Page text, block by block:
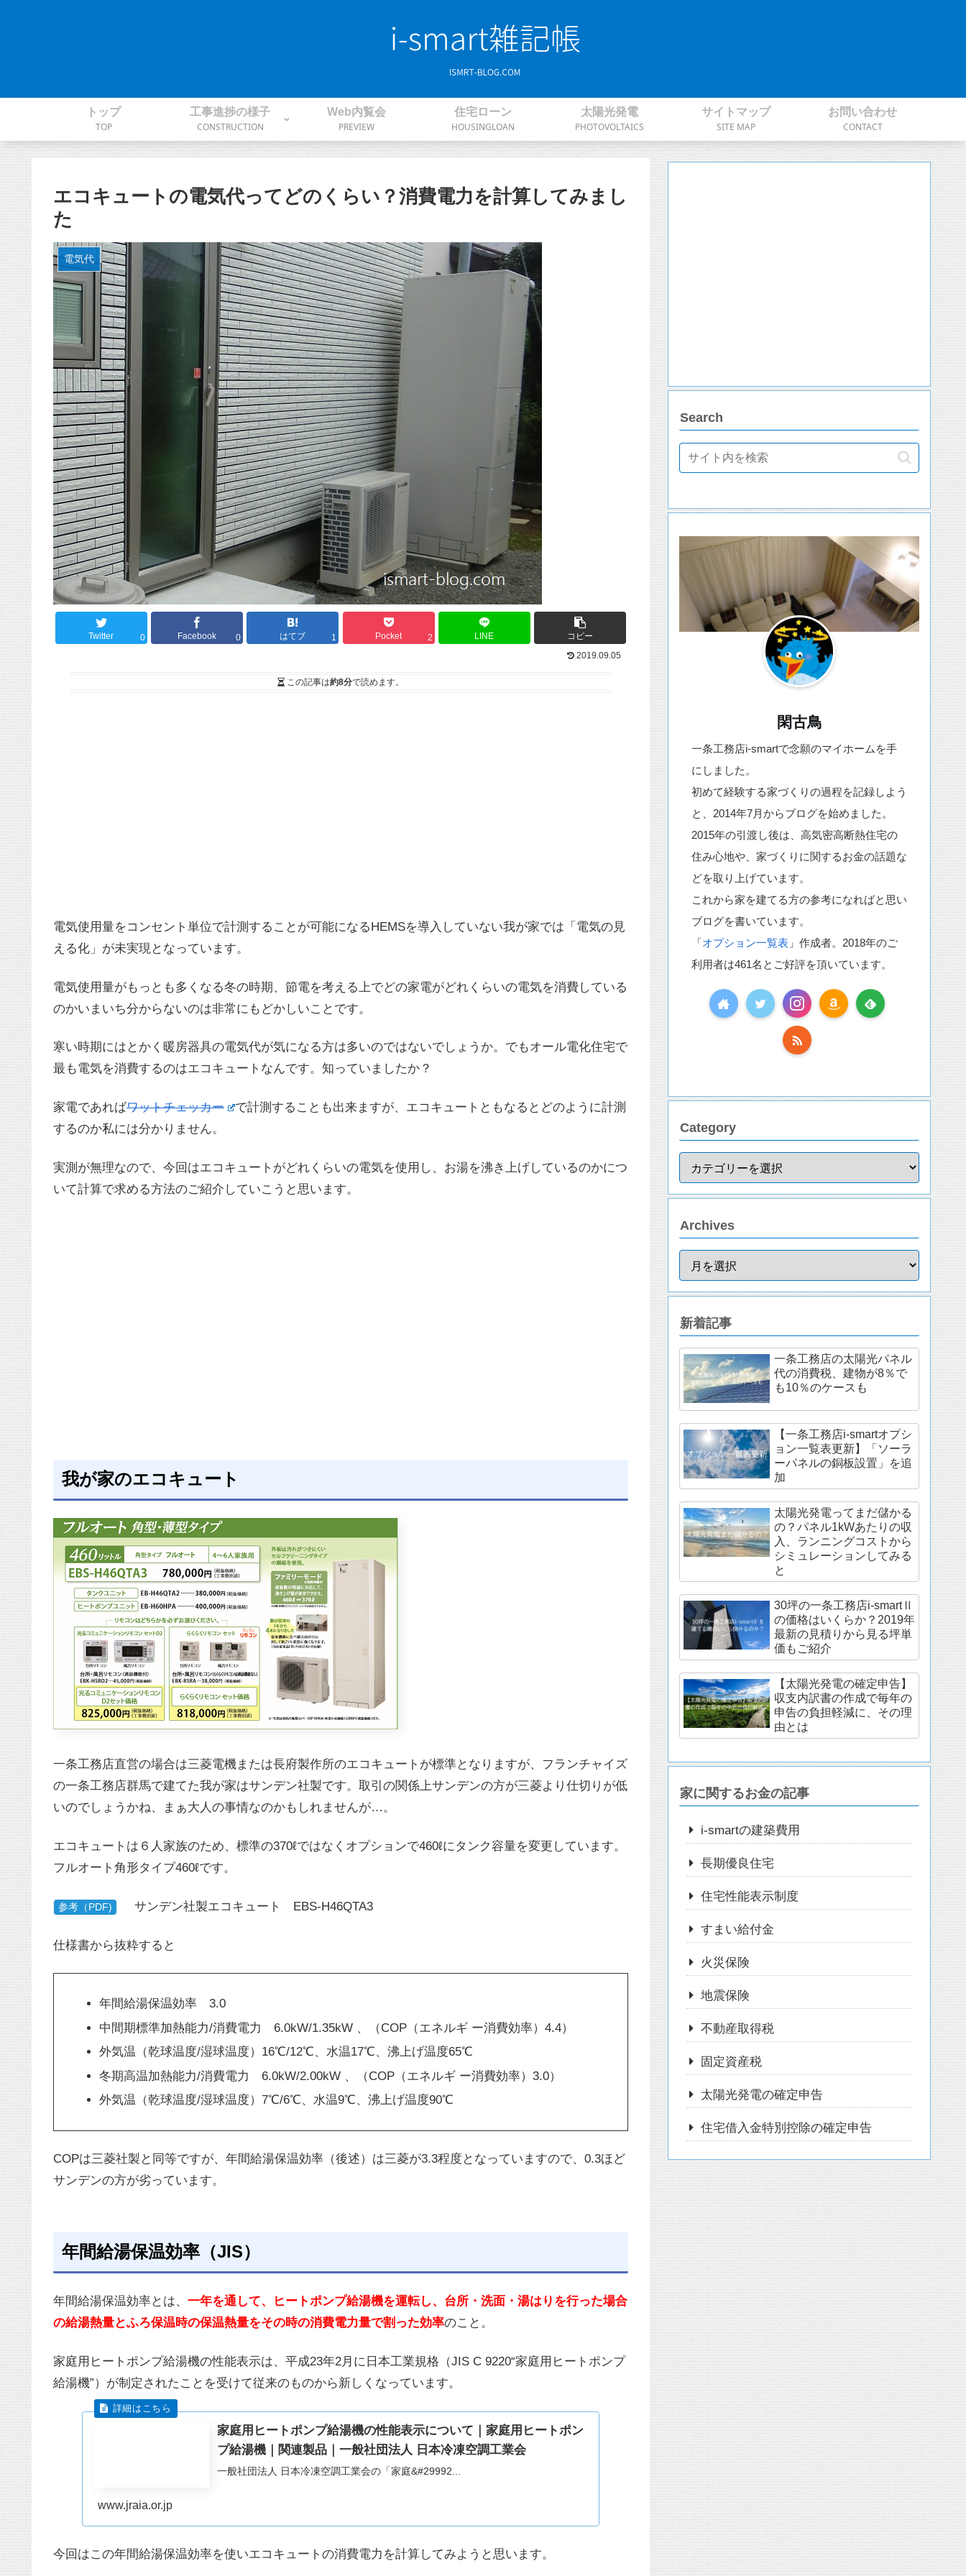
トップ
TOP
工事進捗の様子
CONSTRUCTION
Web内覧会
PREVIEW
住宅ローン
HOUSINGLOAN
太陽光発電
PHOTOVOLTAICS
サイトマップ
SITE MAP
お問い合わせ
CONTACT
エコキュートの電気代ってどのくらい？消費電力を計算してみまし
た
電気代
Twitter 0 Facebook 0 はてブ 1 Pocket 2 LINE
コピー
2019.09.05
この記事は約8分で読めます。
電気使用量をコンセント単位で計測することが可能になるHEMSを導入していない我が家では「電気の見
える化」が未実現となっています。
電気使用量がもっとも多くなる冬の時期、節電を考える上でどの家電がどれくらいの電気を消費している
のかいまいち分からないのは非常にもどかしいことです。
寒い時期にはとかく暖房器具の電気代が気になる方は多いのではないでしょうか。でもオール電化住宅で
最も電気を消費するのはエコキュートなんです。知っていましたか？
家電であればワットチェッカー
で計測することも出来ますが、エコキュートともなるとどのように計測
するのか私には分かりません。
実測が無理なので、今回はエコキュートがどれくらいの電気を使用し、お湯を沸き上げしているのかにつ
いて計算で求める方法のご紹介していこうと思います。
我が家のエコキュート
一条工務店直営の場合は三菱電機または長府製作所のエコキュートが標準となりますが、フランチャイズ
の一条工務店群馬で建てた我が家はサンデン社製です。取引の関係上サンデンの方が三菱より仕切りが低
いのでしょうかね、まぁ大人の事情なのかもしれませんが…。
エコキュートは６人家族のため、標準の370ℓではなくオプションで460ℓにタンク容量を変更しています。
フルオート角形タイプ460ℓです。
参考（PDF) サンデン社製エコキュート EBS-H46QTA3
仕様書から抜粋すると
年間給湯保温効率 3.0
中間期標準加熱能力/消費電力 6.0kW/1.35kW 、（COP（エネルギ ー消費効率）4.4）
外気温（乾球温度/湿球温度）16℃/12℃、水温17℃、沸上げ温度65℃
冬期高温加熱能力/消費電力 6.0kW/2.00kW 、（COP（エネルギ ー消費効率）3.0）
外気温（乾球温度/湿球温度）7℃/6℃、水温9℃、沸上げ温度90℃
COPは三菱社製と同等ですが、年間給湯保温効率（後述）は三菱が3.3程度となっていますので、0.3ほど
サンデンの方が劣っています。
年間給湯保温効率（JIS）
年間給湯保温効率とは、 一年を通して、ヒートポンプ給湯機を運転し、台所・洗面・湯はりを行った場合
の給湯熱量とふろ保温時の保温熱量をその時の消費電力量で割った効率のこと。
家庭用ヒートポンプ給湯機の性能表示は、平成23年2月に日本工業規格（JIS C 9220“家庭用ヒートポンプ
給湯機”）が制定されたことを受けて従来のものから新しくなっています。
家庭用ヒートポンプ給湯機の性能表示について｜家庭用ヒートポン
プ給湯機｜関連製品｜一般社団法人 日本冷凍空調工業会
一般社団法人 日本冷凍空調工業会の「家庭&#29992...
www.jraia.or.jp
今回はこの年間給湯保温効率を使いエコキュートの消費電力を計算してみようと思います。
Search
閑古鳥
一条工務店i-smartで念願のマイホームを手
にしました。
初めて経験する家づくりの過程を記録しよう
と、2014年7月からブログを始めました。
2015年の引渡し後は、高気密高断熱住宅の
住み心地や、家づくりに関するお金の話題な
どを取り上げています。
これから家を建てる方の参考になればと思い
ブログを書いています。
「オプション一覧表 」作成者。2018年のご
利用者は461名とご好評を頂いています。
Category
Archives
新着記事
一条工務店の太陽光パネル
代の消費税、建物が8％で
も10％のケースも
【一条工務店i-smartオプシ
ョン一覧表更新】「ソーラ
ーパネルの銅板設置」を追
加
太陽光発電ってまだ儲かる
の？パネル1kWあたりの収
入、ランニングコストから
シミュレーションしてみる
と
30坪の一条工務店i-smartⅡ
の価格はいくらか？2019年
最新の見積りから見る坪単
価もご紹介
【太陽光発電の確定申告】
収支内訳書の作成で毎年の
申告の負担軽減に、その理
由とは
家に関するお金の記事
i-smartの建築費用
長期優良住宅
住宅性能表示制度
すまい給付金
火災保険
地震保険
不動産取得税
固定資産税
太陽光発電の確定申告
住宅借入金特別控除の確定申告